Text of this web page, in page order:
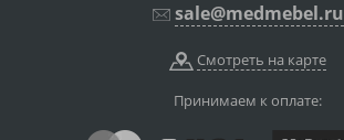
sale@medmebel.ru
Смотреть на карте
Принимаем к оплате: